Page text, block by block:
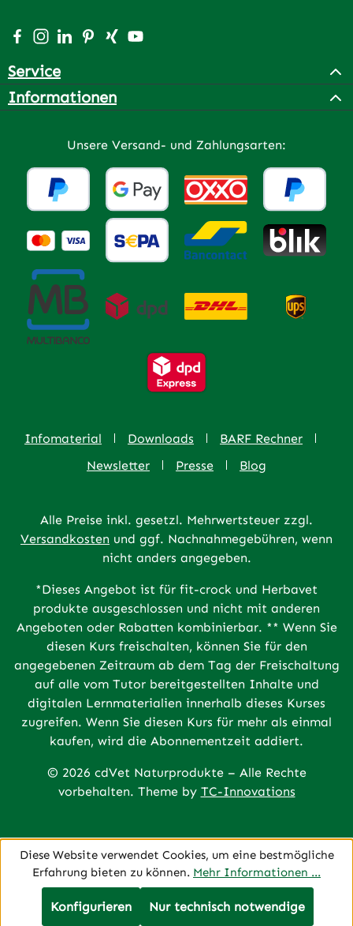
Besuche uns auf Facebook – öffnet in neuem Tab
Schau auf Instagram vorbei – öffnet in neuem Tab
Vernetze dich mit uns auf LinkedIn – öffnet in
Lass dich auf Pinterest inspirieren – öffnet
Vernetze dich mit uns auf Xing – öffnet
Sieh dir unsere Videos auf YouTube
Service
Informationen
Unsere Versand- und Zahlungsarten:
Infomaterial Downloads
BARF Rechner
Newsletter
Presse Blog
Alle Preise inkl. gesetzl. Mehrwertsteuer zzgl.
Versandkosten und ggf. Nachnahmegebühren, wenn
nicht anders angegeben.
*Dieses Angebot ist für fit-crock und Herbavet
produkte ausgeschlossen und nicht mit anderen
Angeboten oder Rabatten kombinierbar. ** Wenn Sie
diesen Kurs freischalten, können Sie für den
angegebenen Zeitraum ab dem Tag der Freischaltung
auf alle vom Tutor bereitgestellten Inhalte und
digitalen Lernmaterialien innerhalb dieses Kurses
zugreifen. Wenn Sie diesen Kurs für mehr als einmal
kaufen, wird die Abonnementzeit addiert.
© 2026 cdVet Naturprodukte – Alle Rechte
vorbehalten. Theme by TC-Innovations
Diese Website verwendet Cookies, um eine bestmögliche
Erfahrung bieten zu können. Mehr Informationen ...
Nur technisch notwendige
Konfigurieren